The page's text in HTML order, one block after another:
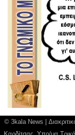
© 3kala News |